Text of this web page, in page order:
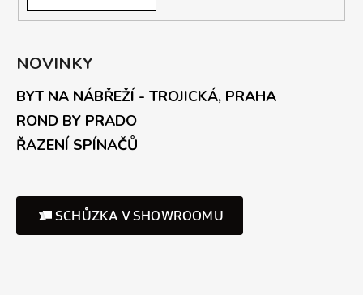
NOVINKY
BYT NA NÁBŘEŽÍ - TROJICKÁ, PRAHA
ROND BY PRADO
ŘAZENÍ SPÍNAČŮ
SCHŮZKA V SHOWROOMU